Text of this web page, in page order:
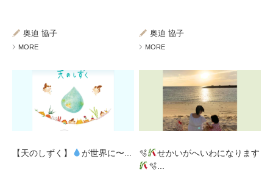
奥迫 協子
MORE
奥迫 協子
MORE
【天のしずく】 が世界に〜... 🫧
せかいがへいわになります
🫧...